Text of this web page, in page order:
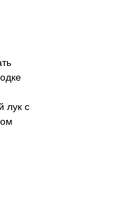
лук с